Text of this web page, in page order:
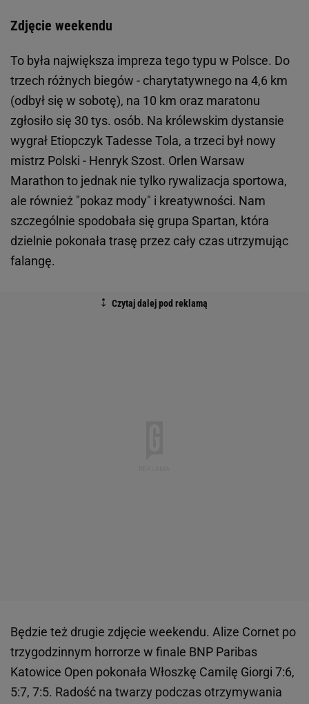
Zdjęcie weekendu
To była największa impreza tego typu w Polsce. Do
trzech różnych biegów - charytatywnego na 4,6 km
(odbył się w sobotę), na 10 km oraz maratonu
zgłosiło się 30 tys. osób. Na królewskim dystansie
wygrał Etiopczyk Tadesse Tola, a trzeci był nowy
mistrz Polski - Henryk Szost. Orlen Warsaw
Marathon to jednak nie tylko rywalizacja sportowa,
ale również "pokaz mody" i kreatywności. Nam
szczególnie spodobała się grupa Spartan, która
dzielnie pokonała trasę przez cały czas utrzymując
falangę.
Będzie też drugie zdjęcie weekendu. Alize Cornet po
trzygodzinnym horrorze w finale BNP Paribas
Katowice Open pokonała Włoszkę Camilę Giorgi 7:6,
5:7, 7:5. Radość na twarzy podczas otrzymywania